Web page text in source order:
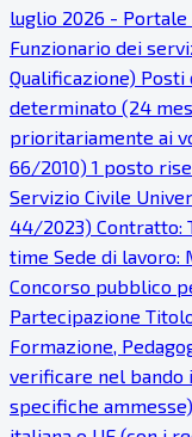
luglio 2026 - Portale
Funzionario dei
Qualificazione)
determinato (24
prioritariamente ai
66/2010) 1 posto
Servizio Civile
44/2023) Contratto:
time Sede di lavoro:
Concorso pubblico
Partecipazione
Formazione,
verificare nel bando
specifiche